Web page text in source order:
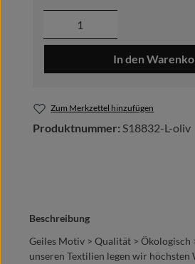
Produkt Anzahl: Gib
In den
Zum Merkzettel hinzufügen
Produktnummer: S18832-L-oliv
Beschreibung
Geiles Motiv > Qualität > Ökologisch
unseren Textilien legen wir höchsten